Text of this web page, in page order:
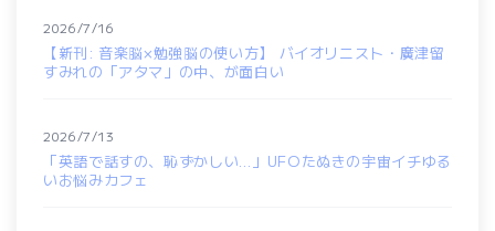
【新刊: 音楽脳×勉強脳の使い方】 バイオリニスト・廣津留
すみれの「アタマ」の中、が面白い
2026/7/16
「英語で話すの、恥ずかしい…」UFOたぬきの宇宙イチゆる
いお悩みカフェ
2026/7/13